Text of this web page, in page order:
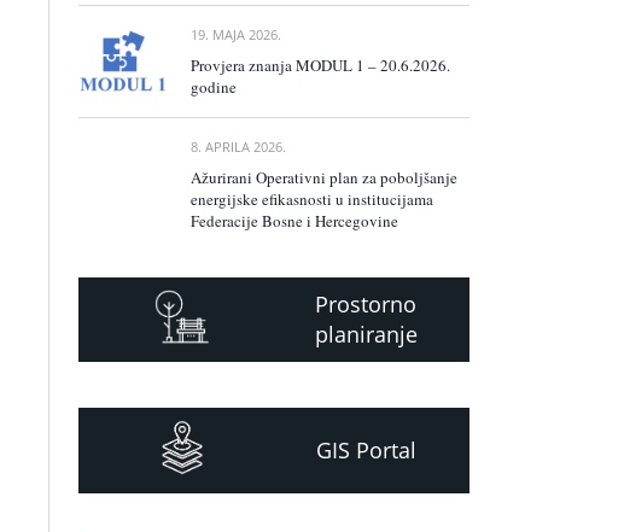
19. MAJA 2026.
Provjera znanja MODUL 1 – 20.6.2026.
godine
8. APRILA 2026.
Ažurirani Operativni plan za poboljšanje
energijske efikasnosti u institucijama
Federacije Bosne i Hercegovine
Prostorno
planiranje
GIS Portal